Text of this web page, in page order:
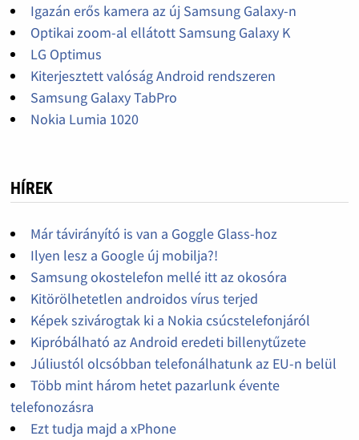
Igazán erős kamera az új Samsung Galaxy-n
Optikai zoom-al ellátott Samsung Galaxy K
LG Optimus
Kiterjesztett valóság Android rendszeren
Samsung Galaxy TabPro
Nokia Lumia 1020
HÍREK
Már távirányító is van a Goggle Glass-hoz
Ilyen lesz a Google új mobilja?!
Samsung okostelefon mellé itt az okosóra
Kitörölhetetlen androidos vírus terjed
Képek szivárogtak ki a Nokia csúcstelefonjáról
Kipróbálható az Android eredeti billenytűzete
Júliustól olcsóbban telefonálhatunk az EU-n belül
Több mint három hetet pazarlunk évente
telefonozásra
Ezt tudja majd a xPhone